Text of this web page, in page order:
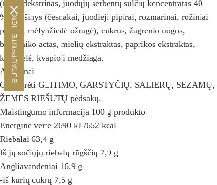
(maltodekstrinas, juodųjų serbentų sulčių koncentratas 40
%), mišinys (česnakai, juodieji pipirai, rozmarinai, rožiniai
pipirai, mėlynžiedė ožragė), cukrus, žagrenio uogos,
balzamiko actas, mielių ekstraktas, paprikos ekstraktas,
karamelė, kvapioji medžiaga.
Alergenai
Gali turėti GLITIMO, GARSTYČIŲ, SALIERŲ, SEZAMŲ,
ŽEMĖS RIEŠUTŲ pėdsakų.
Maistingumo informacija 100 g produkto
Energinė vertė 2690 kJ /652 kcal
Riebalai 63,4 g
Iš jų sočiųjų riebalų rūgščių 7,9 g
Angliavandeniai 16,9 g
-iš kurių cukrų 7,5 g
SUTAUPYKITE -10%